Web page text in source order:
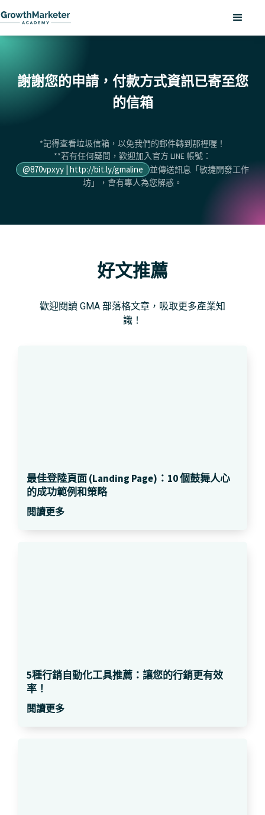
謝謝您的申請，付款方式資訊已寄至您
的信箱
*記得查看垃圾信箱，以免我們的郵件轉到那裡喔！
**若有任何疑問，歡迎加入官方 LINE 帳號：
@870vpxyy | http://bit.ly/gmaline
並傳送訊息「敏捷開發工作
坊」，會有專人為您解惑。
好文推薦
歡迎閱讀 GMA 部落格文章，吸取更多產業知
識！
最佳登陸頁面 (Landing Page)：10 個鼓舞人心
的成功範例和策略
閱讀更多
5種行銷自動化工具推薦：讓您的行銷更有效
率！
閱讀更多